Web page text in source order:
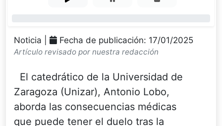
Noticia | Fecha de publicación: 17/01/2025
Artículo revisado por nuestra redacción
El catedrático de la Universidad de
Zaragoza (Unizar), Antonio Lobo,
aborda las consecuencias médicas
que puede tener el duelo tras la